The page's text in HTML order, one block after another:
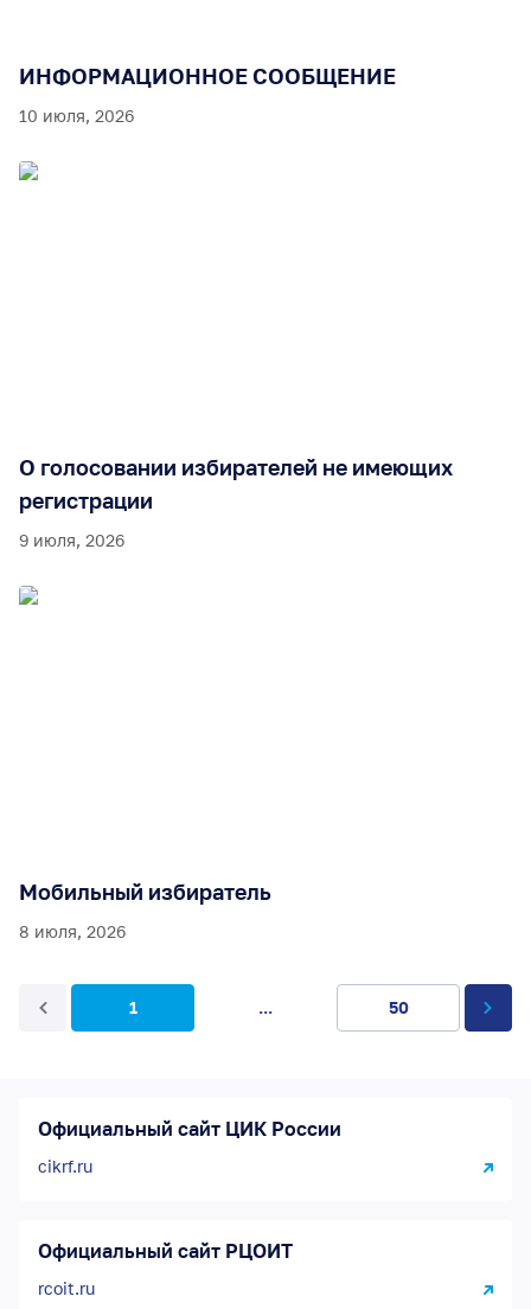
ИНФОРМАЦИОННОЕ СООБЩЕНИЕ
10 июля, 2026
О голосовании избирателей не имеющих
регистрации
9 июля, 2026
Мобильный избиратель
8 июля, 2026
1 ... 50
Официальный сайт ЦИК России
cikrf.ru
Официальный сайт РЦОИТ
rcoit.ru